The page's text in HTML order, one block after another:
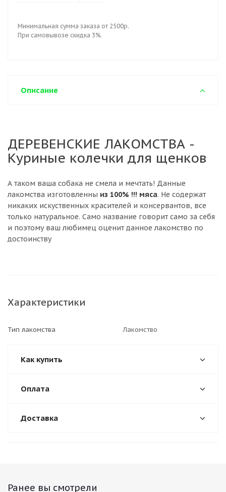
Минимальная сумма заказа от 2500р.
При самовывозе скидка 3%.
Описание
ДЕРЕВЕНСКИЕ ЛАКОМСТВА -
Куриные колечки для щенков
А таком ваша собака не смела и мечтать! Данные
лакомства изготовленны из 100% !!! мяса. Не содержат
никаких искуственных красителей и консервантов, все
только натуральное. Само название говорит само за себя
и поэтому ваш любимец оценит данное лакомство по
достоинству
Характеристики
Тип лакомства Лакомство
Как купить
Оплата
Доставка
Ранее вы смотрели